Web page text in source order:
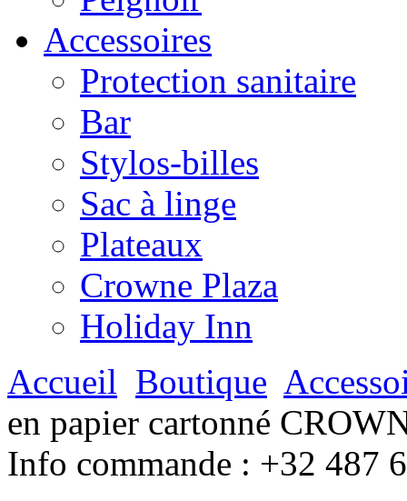
Accessoires
Protection sanitaire
Bar
Stylos-billes
Sac à linge
Plateaux
Crowne Plaza
Holiday Inn
Accueil Boutique
en papier cartonné
Info commande : +32 487